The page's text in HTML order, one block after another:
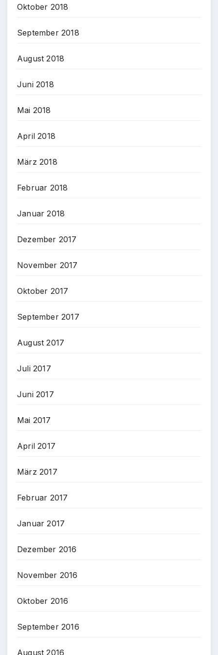
Oktober 2018
September 2018
August 2018
Juni 2018
Mai 2018
April 2018
März 2018
Februar 2018
Januar 2018
Dezember 2017
November 2017
Oktober 2017
September 2017
August 2017
Juli 2017
Juni 2017
Mai 2017
April 2017
März 2017
Februar 2017
Januar 2017
Dezember 2016
November 2016
Oktober 2016
September 2016
August 2016